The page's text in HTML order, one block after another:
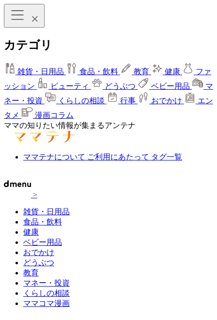
カテゴリ
雑貨・日用品 食品・飲料 教育 健康
ファ
ッション
ビューティ どうぶつ ベビー用品
マ
ネー・投資
くらしの相談 行事 おでかけ
エン
タメ
漫画コラム
ママの知りたい情報が集まるアンテナ
ママテナについて ご利用にあたって タグ一覧
>
雑貨・日用品
食品・飲料
健康
ベビー用品
おでかけ
どうぶつ
教育
マネー・投資
くらしの相談
ママコマ漫画